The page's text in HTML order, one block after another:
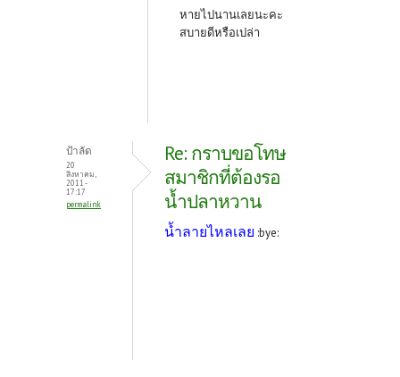
หายไปนานเลยนะคะ
สบายดีหรือเปล่า
ป้าลัด
20
สิงหาคม,
2011 -
17:17
permalink
Re: กราบขอโทษ
สมาชิกที่ต้องรอ
น้ำปลาหวาน
น้ำลายไหลเลย :bye: